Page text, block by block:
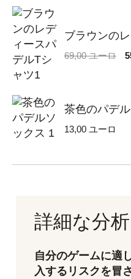
ブラウンの
69,00 ユーロ
茶色のパデ
13,00 ユーロ
詳細な分析
自分のゲームに適
入するリスクを冒